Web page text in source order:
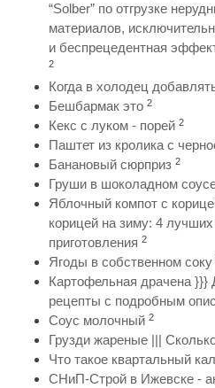
“Solber” по отгрузке
материалов,
и беспрецедентная
2
Когда в холодец
Бешбармак это 2
Кекс с луком - порей 2
Паштет из кролика с
Банановый сюрприз 2
Груши в шоколадном
Яблочный компот с
корицей на зиму: 4
приготовления 2
Ягоды в собственном соку
Картофельная драчена }}}
рецепты с подробным
Соус молочный 2
Грузди жареные |||
Что такое квартальный
СНиП-Строй в Ижевске -